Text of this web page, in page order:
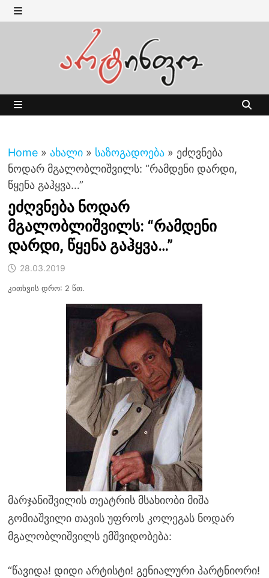
Skip
to MENU
Home » ახალი » საზოგადოება » ეძღვნება
ნოდარ მგალობლიშვილს: “რამდენი დარდი,
წყენა გაჰყვა…”
ეძღვნება ნოდარ
მგალობლიშვილს: “რამდენი
დარდი, წყენა გაჰყვა…”
28.03.2019
კითხვის დრო: 2 წთ.
მარჯანიშვილის თეატრის მსახიობი მიშა
გომიაშვილი თავის უფროს კოლეგას ნოდარ
მგალობლიშვილს ემშვიდობება:
“წავიდა! დიდი არტისტი! გენიალური პარტნიორი!